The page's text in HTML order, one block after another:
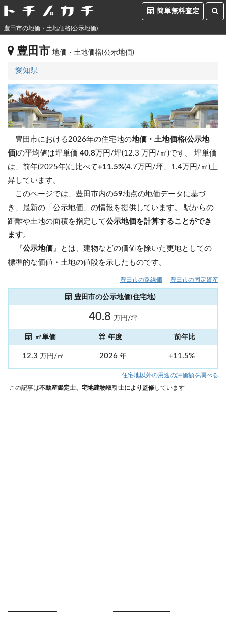
簡単無料査定
豊田市の地価・土地価格(公示地価)
豊田市 地価・土地価格(公示地価)
愛知県
豊田市における2026年の住宅地の地価・土地価格(公示地
価)の平均値は坪単価 40.8万円/坪(12.3 万円/㎡)です。 坪単価
は、前年(2025年)に比べて+11.5%(4.7万円/坪、1.4万円/㎡)上
昇しています。
このページでは、豊田市内の59地点の地価データに基づ
き、最新の「公示地価」の情報を提供しています。 駅からの
距離や土地の面積を指定して公示地価を計算することができ
ます。
『公示地価 』とは、建物などの価値を除いた更地としての
標準的な価値・土地の値段を示したものです。
豊田市の路線価 豊田市の固定資産
豊田市の公示地価(住宅地)
40.8 万円/坪
㎡単価 年度 前年比
12.3万円/㎡ 2026 年 +11.5%
住宅地以外の用途の評価額を調べる
この記事は不動産鑑定士、宅地建物取引士により監修しています